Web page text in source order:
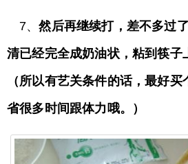
7、然后再继续打，差不多过
清已经完全成奶油状，粘到筷子
（所以有艺关条件的话，最好
省很多时间跟体力哦。）